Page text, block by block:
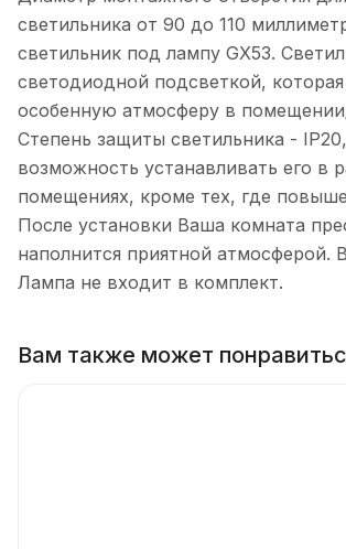
светильника от 90 до 110
светильник под лампу GX53.
светодиодной подсветкой, которая
особенную атмосферу в
Степень защиты светильника -
возможность устанавливать его в
помещениях, кроме тех, где
После установки Ваша комната
наполнится приятной атмосферой.
Лампа не входит в комплект.
Вам также может